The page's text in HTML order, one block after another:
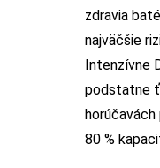
zdravia
najväčšie
Intenzívne
podstatne
80 %